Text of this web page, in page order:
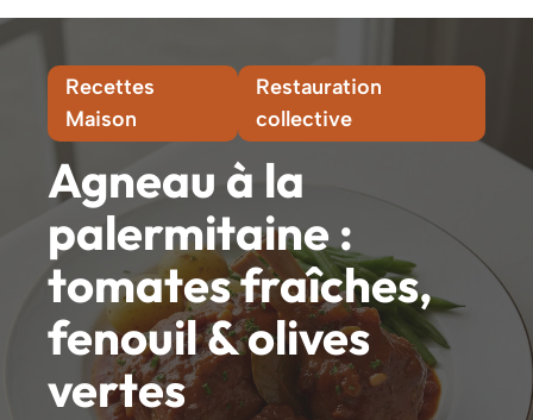
Recettes
Maison
Restauration
collective
Agneau à la
palermitaine :
tomates fraîches,
fenouil & olives
vertes